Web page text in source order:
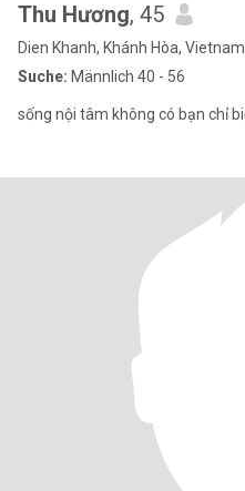
Thu Hương, 45
Dien Khanh, Khánh Hòa, Vietnam
Suche: Männlich 40 - 56
sống nội tâm không có bạn chỉ